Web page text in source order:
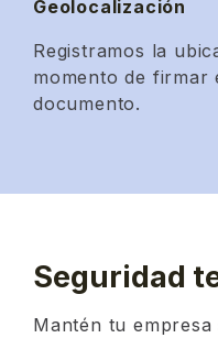
Geolocalización
Registramos la
momento de firmar
documento.
Seguridad
Mantén tu empresa